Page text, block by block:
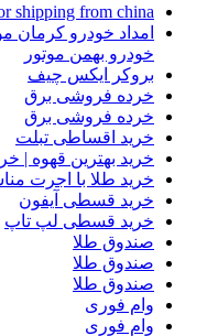
shipping from china
امداد خودرو کرمان
خودرو بهمن موتور
بروکر ایکس چیف
خرده فروشی برق
خرده فروشی برق
خرید اقساطی تبلت
خرید بهترین قهوه |
خرید طلا با اجرت
خرید قسطی آیفون
خرید قسطی لپ تاپ
صندوق طلا
صندوق طلا
صندوق طلا
وام فوری
وام فوری